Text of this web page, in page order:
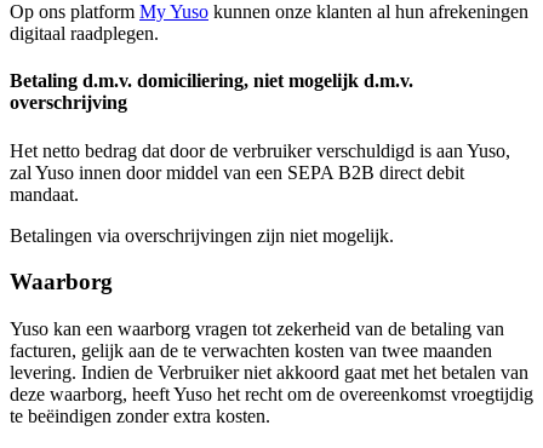
Op ons platform My Yuso kunnen onze klanten al hun afrekeningen
digitaal raadplegen.
Betaling d.m.v. domiciliering, niet mogelijk d.m.v.
overschrijving
Het netto bedrag dat door de verbruiker verschuldigd is aan Yuso,
zal Yuso innen door middel van een SEPA B2B direct debit
mandaat.
Betalingen via overschrijvingen zijn niet mogelijk.
Waarborg
Yuso kan een waarborg vragen tot zekerheid van de betaling van
facturen, gelijk aan de te verwachten kosten van twee maanden
levering. Indien de Verbruiker niet akkoord gaat met het betalen van
deze waarborg, heeft Yuso het recht om de overeenkomst vroegtijdig
te beëindigen zonder extra kosten.